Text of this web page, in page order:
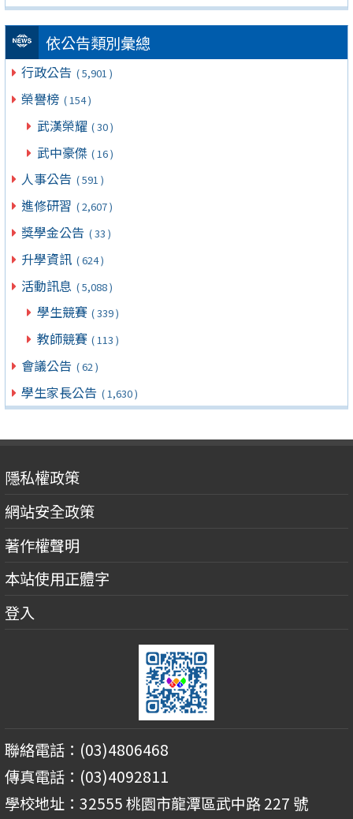
依公告類別彙總
行政公告 ( 5,901 )
榮譽榜 ( 154 )
武漢榮耀 ( 30 )
武中豪傑 ( 16 )
人事公告 ( 591 )
進修研習 ( 2,607 )
獎學金公告 ( 33 )
升學資訊 ( 624 )
活動訊息 ( 5,088 )
學生競賽 ( 339 )
教師競賽 ( 113 )
會議公告 ( 62 )
學生家長公告 ( 1,630 )
隱私權政策
網站安全政策
著作權聲明
本站使用正體字
登入
聯絡電話：(03)4806468
傳真電話：(03)4092811
學校地址：32555 桃園市龍潭區武中路 227 號